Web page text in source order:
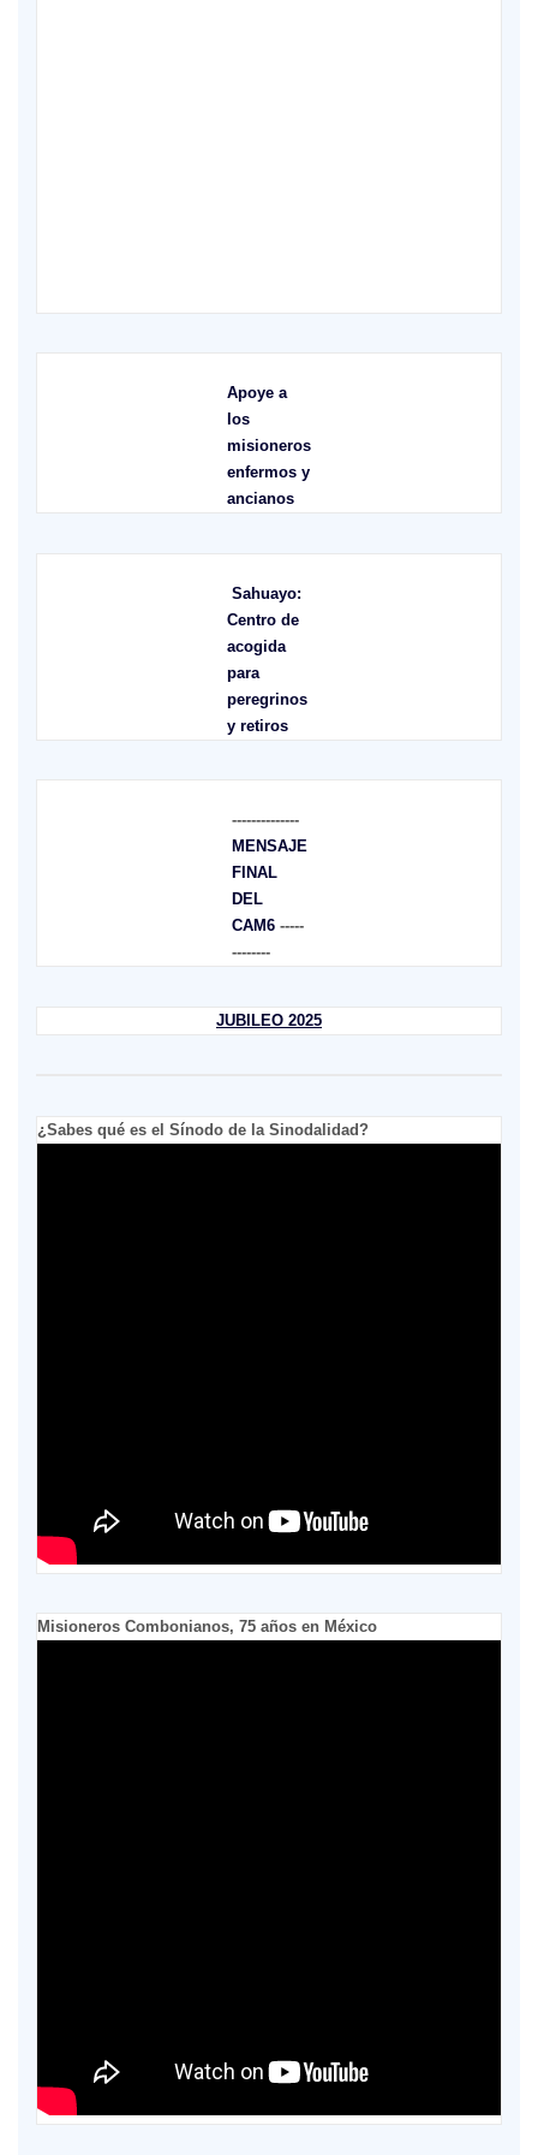
Apoye a
los
misioneros
enfermos y
ancianos
Sahuayo:
Centro de
acogida
para
peregrinos
y retiros
--------------
MENSAJE
FINAL
DEL
CAM6-----
--------
JUBILEO 2025
¿Sabes qué es el Sínodo de la Sinodalidad?
Misioneros Combonianos, 75 años en México